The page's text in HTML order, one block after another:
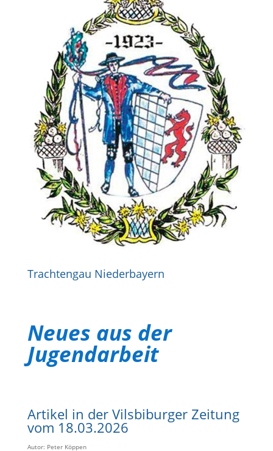
Trachtengau Niederbayern
Neues aus der
Jugendarbeit
Artikel in der Vilsbiburger Zeitung
vom 18.03.2026
Autor: Peter Köppen